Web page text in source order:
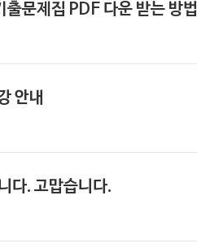
문제집 PDF 다운 받는 방법
안내
다. 고맙습니다.